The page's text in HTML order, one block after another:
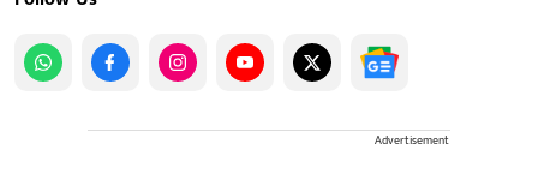
Advertisement